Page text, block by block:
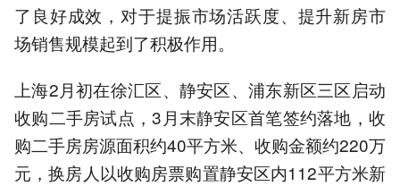
了良好成效，对于提振市场活跃度、提升新房市
场销售规模起到了积极作用。
上海2月初在徐汇区、静安区、浦东新区三区启动
收购二手房试点，3月末静安区首笔签约落地，收
购二手房房源面积约40平方米、收购金额约220万
元，换房人以收购房票购置静安区内112平方米新